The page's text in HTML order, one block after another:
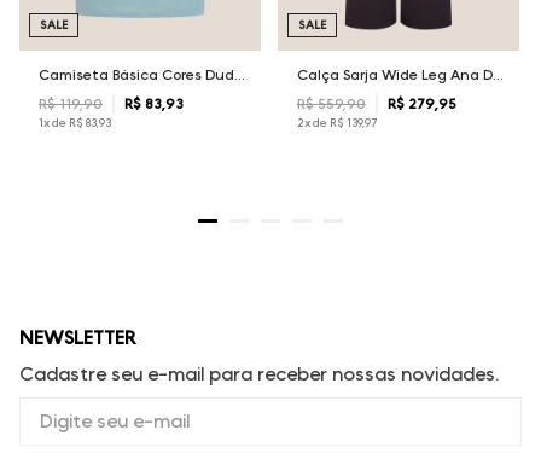
R$ 119,90 R$ 83, 93
1x de R$ 83,93
SALE
Calça Sarja Wide Leg Ana Dudalina Feminina
R$ 559,90 R$ 279, 95
2x de R$ 139,97
SALE
NEWSLETTER
Cadastre seu e-mail para receber nossas novidades.